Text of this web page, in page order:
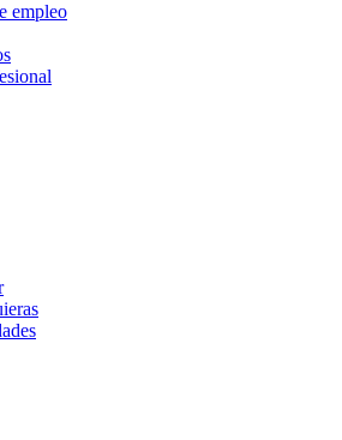
empleo